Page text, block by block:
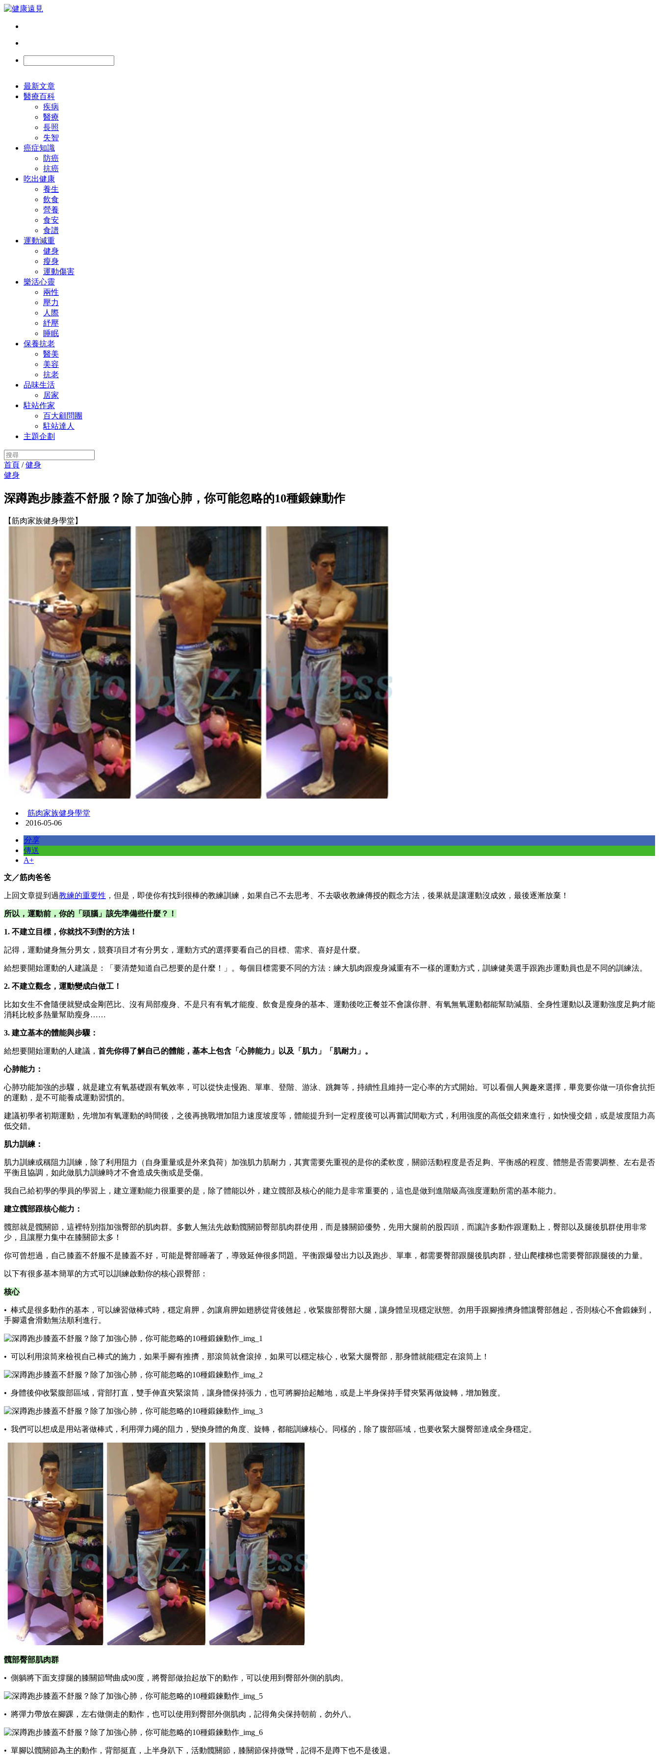
最新文章
醫療百科
疾病
醫療
長照
失智
癌症知識
防癌
抗癌
吃出健康
養生
飲食
營養
食安
食譜
運動減重
健身
瘦身
運動傷害
樂活心靈
兩性
壓力
人際
紓壓
睡眠
保養抗老
醫美
美容
抗老
品味生活
居家
駐站作家
百大顧問團
駐站達人
主題企劃
首頁 /健身
健身
深蹲跑步膝蓋不舒服？除了加強心肺，你可能忽略的10種鍛鍊動作
【筋肉家族健身學堂】
筋肉家族健身學堂
2016-05-06
分享
傳送
A+
文／筋肉爸爸
上回文章提到過教練的重要性 ，但是，即使你有找到很棒的教練訓練，如果自己不去思考、不去吸收教練傳授的觀念方法，後果就是讓運動沒成效，最後逐漸放棄！
所以，運動前，你的「頭腦」該先準備些什麼？！
1. 不建立目標，你就找不到對的方法！
記得，運動健身無分男女，競賽項目才有分男女，運動方式的選擇要看自己的目標、需求、喜好是什麼。
給想要開始運動的人建議是：「要清楚知道自己想要的是什麼！」。每個目標需要不同的方法：練大肌肉跟瘦身減重有不一樣的運動方式，訓練健美選手跟跑步運動員也是不同的訓練法。
2. 不建立觀念，運動變成白做工！
比如女生不會隨便就變成金剛芭比、沒有局部瘦身、不是只有有氧才能瘦、飲食是瘦身的基本、運動後吃正餐並不會讓你胖、有氧無氧運動都能幫助減脂、全身性運動以及運動強度足夠才能
消耗比較多熱量幫助瘦身……
3. 建立基本的體能與步驟：
給想要開始運動的人建議， 首先你得了解自己的體能，基本上包含「心肺能力」以及「肌力」「肌耐力」。
心肺能力：
心肺功能加強的步驟，就是建立有氧基礎跟有氧效率，可以從快走慢跑、單車、登階、游泳、跳舞等，持續性且維持一定心率的方式開始。可以看個人興趣來選擇，畢竟要你做一項你會抗拒
的運動，是不可能養成運動習慣的。
建議初學者初期運動，先增加有氧運動的時間後，之後再挑戰增加阻力速度坡度等，體能提升到一定程度後可以再嘗試間歇方式，利用強度的高低交錯來進行，如快慢交錯，或是坡度阻力高
低交錯。
肌力訓練：
肌力訓練或稱阻力訓練，除了利用阻力（自身重量或是外來負荷）加強肌力肌耐力，其實需要先重視的是你的柔軟度，關節活動程度是否足夠、平衡感的程度、體態是否需要調整、左右是否
平衡且協調，如此做肌力訓練時才不會造成失衡或是受傷。
我自己給初學的學員的學習上，建立運動能力很重要的是，除了體能以外，建立髖部及核心的能力是非常重要的，這也是做到進階級高強度運動所需的基本能力。
建立髖部跟核心能力：
髖部就是髖關節，這裡特別指加強臀部的肌肉群。多數人無法先啟動髖關節臀部肌肉群使用，而是膝關節優勢，先用大腿前的股四頭，而讓許多動作跟運動上，臀部以及腿後肌群使用非常
少，且讓壓力集中在膝關節太多！
你可曾想過，自己膝蓋不舒服不是膝蓋不好，可能是臀部睡著了，導致延伸很多問題。平衡跟爆發出力以及跑步、單車，都需要臀部跟腿後肌肉群，登山爬樓梯也需要臀部跟腿後的力量。
以下有很多基本簡單的方式可以訓練啟動你的核心跟臀部：
核心
• 棒式是很多動作的基本，可以練習做棒式時，穩定肩胛，勿讓肩胛如翅膀從背後翹起，收緊腹部臀部大腿，讓身體呈現穩定狀態。勿用手跟腳推擠身體讓臀部翹起，否則核心不會鍛鍊到，
手腳還會滑動無法順利進行。
• 可以利用滾筒來檢視自己棒式的施力，如果手腳有推擠，那滾筒就會滾掉，如果可以穩定核心，收緊大腿臀部，那身體就能穩定在滾筒上！
• 身體後仰收緊腹部區域，背部打直，雙手伸直夾緊滾筒，讓身體保持張力，也可將腳抬起離地，或是上半身保持手臂夾緊再做旋轉，增加難度。
• 我們可以想成是用站著做棒式，利用彈力繩的阻力，變換身體的角度、旋轉，都能訓練核心。同樣的，除了腹部區域，也要收緊大腿臀部達成全身穩定。
髖部臀部肌肉群
• 側躺將下面支撐腿的膝關節彎曲成90度，將臀部做抬起放下的動作，可以使用到臀部外側的肌肉。
• 將彈力帶放在腳踝，左右做側走的動作，也可以使用到臀部外側肌肉，記得角尖保持朝前，勿外八。
• 單腳以髖關節為主的動作，背部挺直，上半身趴下，活動髖關節，膝關節保持微彎，記得不是蹲下也不是後退。